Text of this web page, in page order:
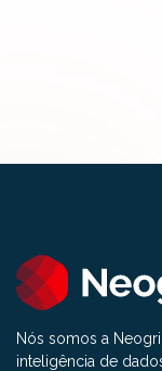
Nós somos a
inteligência de